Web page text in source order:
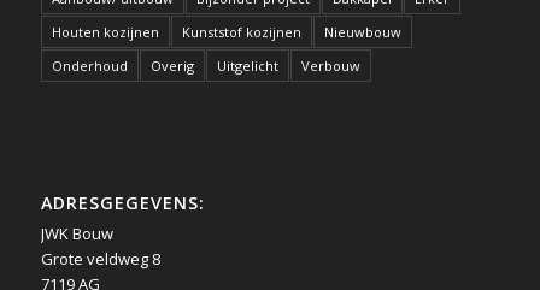
Houten kozijnen
Kunststof kozijnen
Nieuwbouw
Onderhoud
Overig Uitgelicht Verbouw
ADRESGEGEVENS:
JWK Bouw
Grote veldweg 8
7119 AG